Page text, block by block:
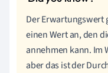
Der
einen Wert an, den
annehmen kann. Im
aber das ist der